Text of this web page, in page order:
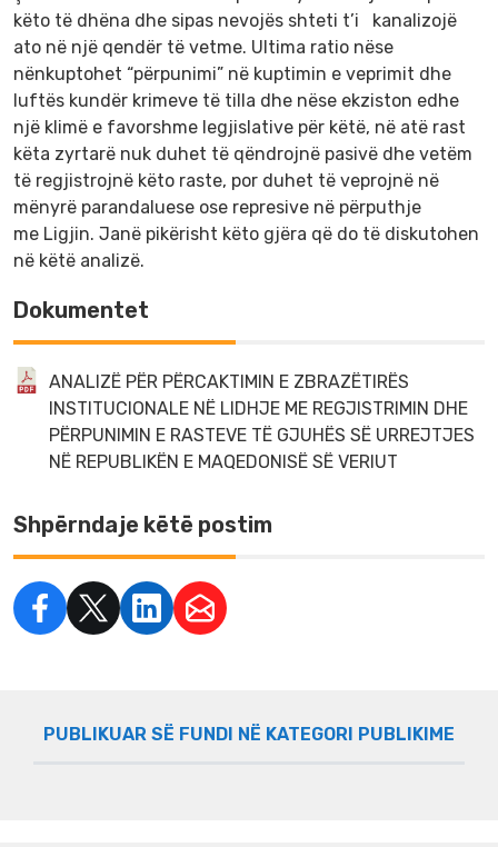
këto të dhëna dhe sipas nevojës shteti t’i kanalizojë
ato në një qendër të vetme. Ultima ratio nëse
nënkuptohet “përpunimi” në kuptimin e veprimit dhe
luftës kundër krimeve të tilla dhe nëse ekziston edhe
një klimë e favorshme legjislative për këtë, në atë rast
këta zyrtarë nuk duhet të qëndrojnë pasivë dhe vetëm
të regjistrojnë këto raste, por duhet të veprojnë në
mënyrë parandaluese ose represive në përputhje
me Ligjin. Janë pikërisht këto gjëra që do të diskutohen
në këtë analizë.
Dokumentet
ANALIZË PËR PËRCAKTIMIN E ZBRAZËTIRËS
INSTITUCIONALE NË LIDHJE ME REGJISTRIMIN DHE
PËRPUNIMIN E RASTEVE TË GJUHËS SË URREJTJES
NË REPUBLIKËN E MAQEDONISË SË VERIUT
Shpërndaje këtë postim
PUBLIKUAR SË FUNDI NË KATEGORI PUBLIKIME